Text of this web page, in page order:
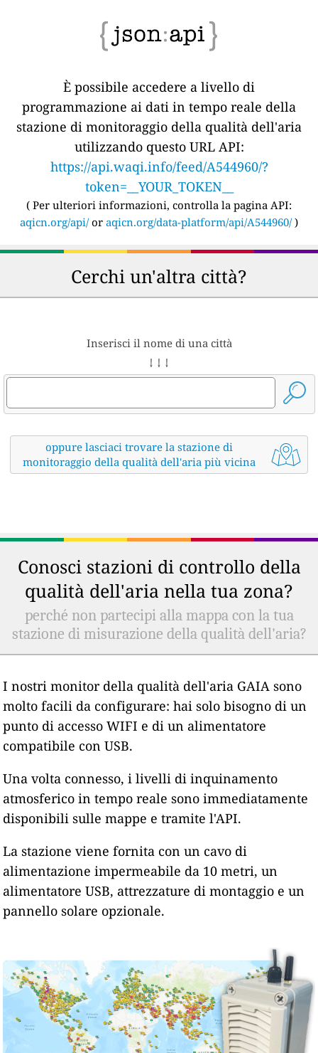
È possibile accedere a livello di
programmazione ai dati in tempo reale della
stazione di monitoraggio della qualità dell'aria
utilizzando questo URL API:
https://api.waqi.info/feed/A544960/?
token=__YOUR_TOKEN__
( Per ulteriori informazioni, controlla la pagina API:
aqicn.org/api/or aqicn.org/data-platform/api/A544960/)
Cerchi un'altra città?
Inserisci il nome di una città
↓ ↓ ↓
oppure lasciaci trovare la stazione di
monitoraggio della qualità dell'aria più vicina
Conosci stazioni di controllo della
qualità dell'aria nella tua zona?
perché non partecipi alla mappa con la tua
stazione di misurazione della qualità dell'aria?
I nostri monitor della qualità dell'aria GAIA sono
molto facili da configurare: hai solo bisogno di un
punto di accesso WIFI e di un alimentatore
compatibile con USB.
Una volta connesso, i livelli di inquinamento
atmosferico in tempo reale sono immediatamente
disponibili sulle mappe e tramite l'API.
La stazione viene fornita con un cavo di
alimentazione impermeabile da 10 metri, un
alimentatore USB, attrezzature di montaggio e un
pannello solare opzionale.